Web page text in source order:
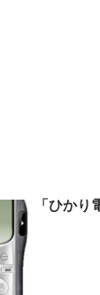
「ひかり